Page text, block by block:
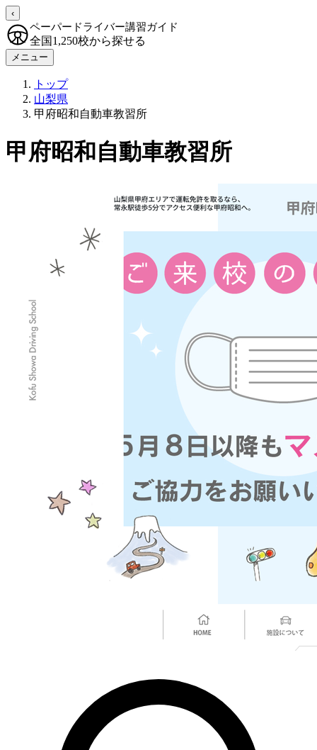
‹
ペーパードライバー講習ガイド
全国1,250校から探せる
メニュー
トップ
山梨県
甲府昭和自動車教習所
甲府昭和自動車教習所